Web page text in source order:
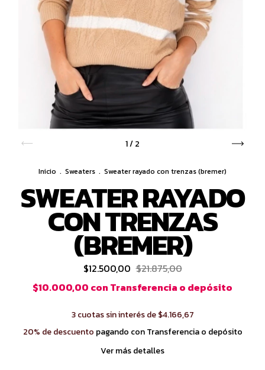
1/2
Inicio . Sweaters . Sweater rayado con trenzas (bremer)
SWEATER RAYADO
CON TRENZAS
(BREMER)
$12.500,00 $21.875,00
$10.000,00 con Transferencia o depósito
3 cuotas sin interés de$4.166,67
20% de descuento pagando con Transferencia o depósito
Ver más detalles